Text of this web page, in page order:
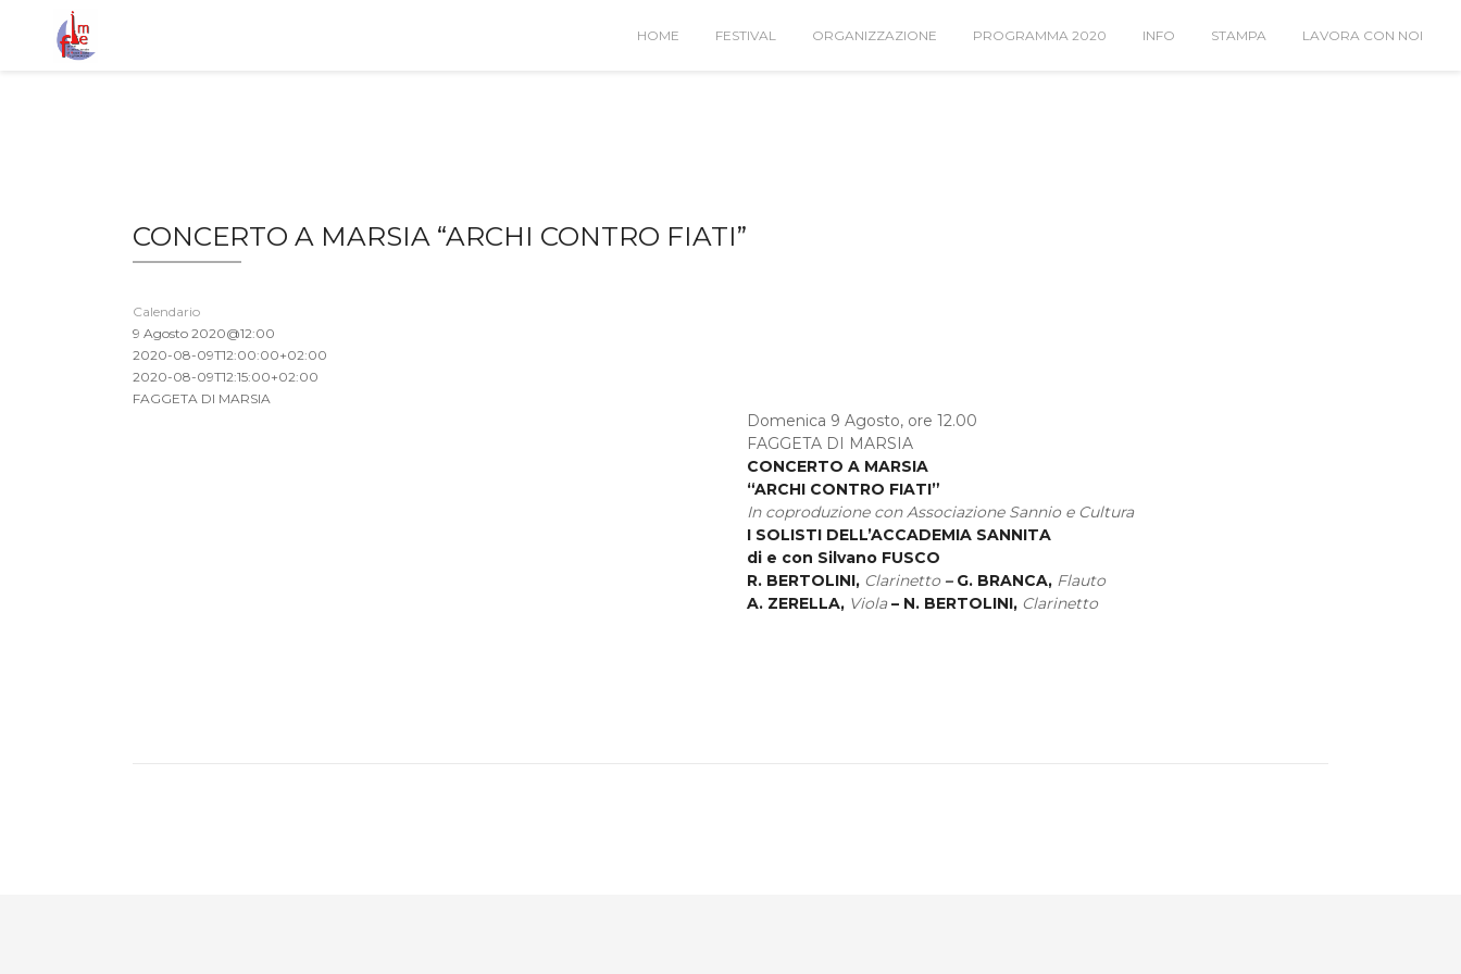
HOME FESTIVAL ORGANIZZAZIONE PROGRAMMA 2020 INFO STAMPA LAVORA CON NOI
CONCERTO A MARSIA “ARCHI CONTRO FIATI”
Calendario
9 Agosto 2020@12:00
2020-08-09T12:00:00+02:00
2020-08-09T12:15:00+02:00
FAGGETA DI MARSIA
Domenica 9 Agosto, ore 12.00
FAGGETA DI MARSIA
CONCERTO A MARSIA
“ARCHI CONTRO FIATI”
In coproduzione con Associazione Sannio e Cultura
I SOLISTI DELL’ACCADEMIA SANNITA
di e con Silvano FUSCO
R. BERTOLINI, Clarinetto– G. BRANCA, Flauto
A. ZERELLA, Viola– N. BERTOLINI, Clarinetto